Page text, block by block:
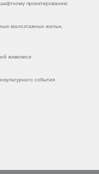
проектированию
малоэтажных жилых,
живописи
события